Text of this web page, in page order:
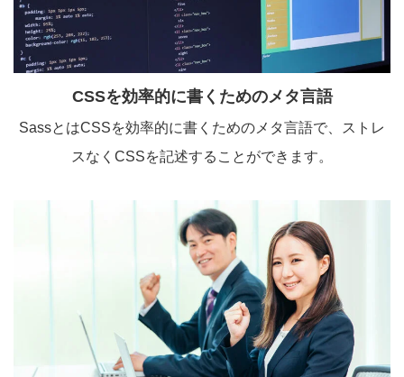
CSSを効率的に書くためのメタ言語
SassとはCSSを効率的に書くためのメタ言語で、ストレ
スなくCSSを記述することができます。